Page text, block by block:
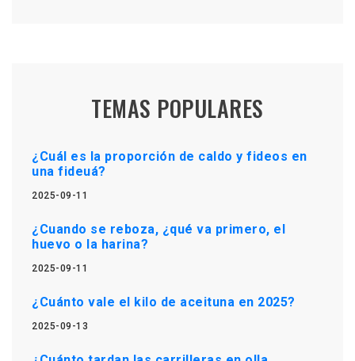
TEMAS POPULARES
¿Cuál es la proporción de caldo y fideos en
una fideuá?
2025-09-11
¿Cuando se reboza, ¿qué va primero, el
huevo o la harina?
2025-09-11
¿Cuánto vale el kilo de aceituna en 2025?
2025-09-13